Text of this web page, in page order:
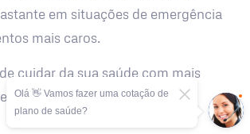
em situações de emergência
mais caros.
cuidar da sua saúde com mais
e tranquilidade.
Olá 👋 Vamos fazer uma cotação de
plano de saúde?